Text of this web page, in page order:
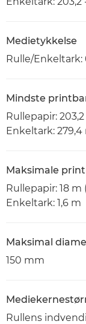
Medietykkelse
Rulle/Enkeltark:
Mindste
Rullepapir:
Enkeltark:
Maksimale
Rullepapir: 18
Enkeltark: 1,6 m
Maksimal
150 mm
Rullens